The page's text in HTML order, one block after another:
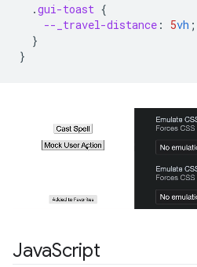
.gui-toast {
--_travel-distance : 5vh ;
}
}
JavaScript